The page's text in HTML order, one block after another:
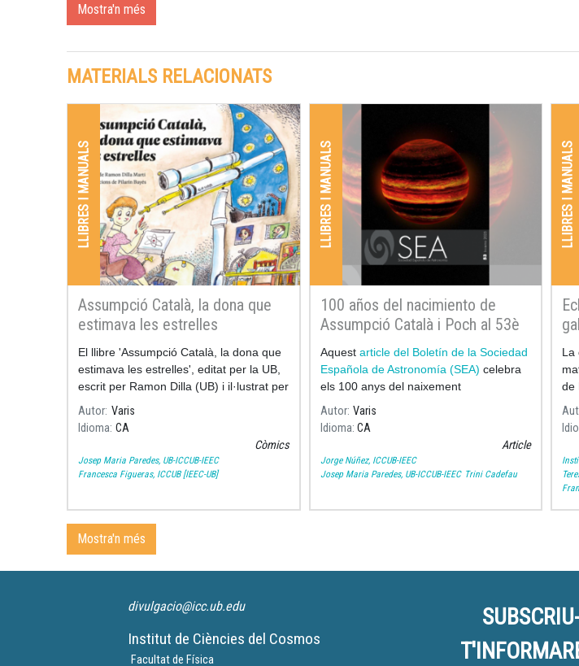
Mostra'n més
MATERIALS RELACIONATS
LLIBRES I MANUALS
Assumpció Català, la dona que
estimava les estrelles
El llibre 'Assumpció Català, la dona que
estimava les estrelles', editat per la UB,
escrit per Ramon Dilla (UB) i il·lustrat per
Pilarín Bayés, recull els moments més
significatius de la vida i la
Autor Varis
Idioma CA
Còmics
Josep Maria Paredes, UB-ICCUB-IEEC
Francesca Figueras, ICCUB [IEEC-UB]
LLIBRES I MANUALS
100 años del nacimiento de
Assumpció Català i Poch al 53è
Boletín de la Sociedad Española
de Astronomía
Aquest article del Boletín de la Sociedad
Española de Astronomía (SEA) celebra
els 100 anys del naixement
Autor Varis
Idioma CA
Article
Jorge Núñez, ICCUB-IEEC
Josep Maria Paredes, UB-ICCUB-IEEC Trini Cadefau
LLIBRES I MANUALS
La
de
Mostra'n més
divulgacio@icc.ub.edu
Institut de Ciències del Cosmos
Facultat de Física